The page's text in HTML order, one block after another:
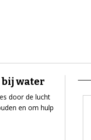
bij water
door de lucht
en om hulp